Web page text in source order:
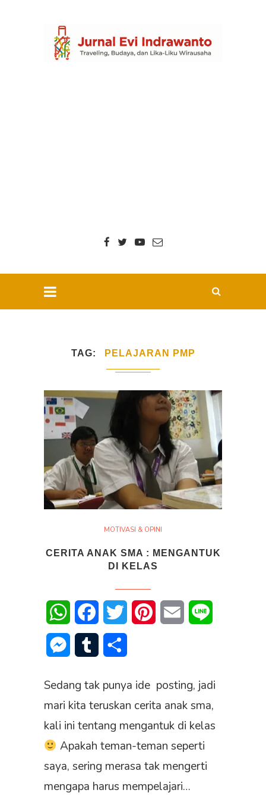
TAG PELAJARAN PMP
MOTIVASI & OPINI
CERITA ANAK SMA : MENGANTUK
DI KELAS
WhatsAppFacebookTwitter PinterestEmail
Messenger
Tumblr
Sedang tak punya ide posting, jadi
mari kita teruskan cerita anak sma,
kali ini tentang mengantuk di kelas
Apakah teman-teman seperti
saya, sering merasa tak mengerti
mengapa harus mempelajari…